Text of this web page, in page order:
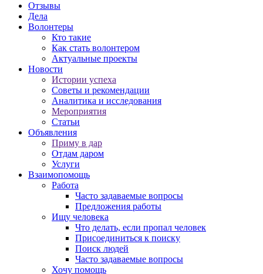
Отзывы
Дела
Волонтеры
Кто такие
Как стать волонтером
Актуальные проекты
Новости
Истории успеха
Советы и рекомендации
Аналитика и исследования
Мероприятия
Статьи
Объявления
Приму в дар
Отдам даром
Услуги
Взаимопомощь
Работа
Часто задаваемые вопросы
Предложения работы
Ищу человека
Что делать, если пропал человек
Присоединиться к поиску
Поиск людей
Часто задаваемые вопросы
Хочу помощь